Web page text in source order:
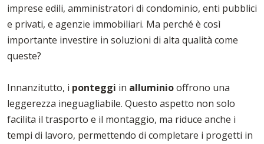
imprese edili, amministratori di condominio, enti pubblici
e privati, e agenzie immobiliari. Ma perché è così
importante investire in soluzioni di alta qualità come
queste?
Innanzitutto, i ponteggi in alluminiooffrono una
leggerezza ineguagliabile. Questo aspetto non solo
facilita il trasporto e il montaggio, ma riduce anche i
tempi di lavoro, permettendo di completare i progetti in